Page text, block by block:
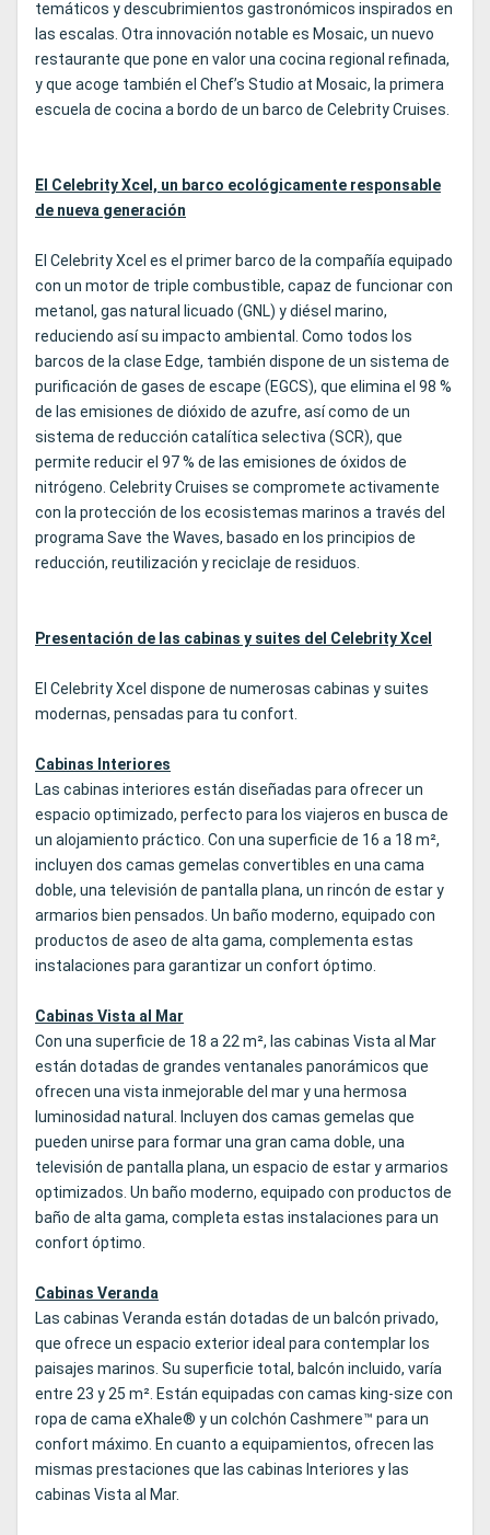
temáticos y descubrimientos gastronómicos inspirados en
las escalas. Otra innovación notable es Mosaic, un nuevo
restaurante que pone en valor una cocina regional refinada,
y que acoge también el Chef’s Studio at Mosaic, la primera
escuela de cocina a bordo de un barco de Celebrity Cruises.
El Celebrity Xcel, un barco ecológicamente responsable
de nueva generación
El Celebrity Xcel es el primer barco de la compañía equipado
con un motor de triple combustible, capaz de funcionar con
metanol, gas natural licuado (GNL) y diésel marino,
reduciendo así su impacto ambiental. Como todos los
barcos de la clase Edge, también dispone de un sistema de
purificación de gases de escape (EGCS), que elimina el 98 %
de las emisiones de dióxido de azufre, así como de un
sistema de reducción catalítica selectiva (SCR), que
permite reducir el 97 % de las emisiones de óxidos de
nitrógeno. Celebrity Cruises se compromete activamente
con la protección de los ecosistemas marinos a través del
programa Save the Waves, basado en los principios de
reducción, reutilización y reciclaje de residuos.
Presentación de las cabinas y suites del Celebrity Xcel
El Celebrity Xcel dispone de numerosas cabinas y suites
modernas, pensadas para tu confort.
Cabinas Interiores
Las cabinas interiores están diseñadas para ofrecer un
espacio optimizado, perfecto para los viajeros en busca de
un alojamiento práctico. Con una superficie de 16 a 18 m²,
incluyen dos camas gemelas convertibles en una cama
doble, una televisión de pantalla plana, un rincón de estar y
armarios bien pensados. Un baño moderno, equipado con
productos de aseo de alta gama, complementa estas
instalaciones para garantizar un confort óptimo.
Cabinas Vista al Mar
Con una superficie de 18 a 22 m², las cabinas Vista al Mar
están dotadas de grandes ventanales panorámicos que
ofrecen una vista inmejorable del mar y una hermosa
luminosidad natural. Incluyen dos camas gemelas que
pueden unirse para formar una gran cama doble, una
televisión de pantalla plana, un espacio de estar y armarios
optimizados. Un baño moderno, equipado con productos de
baño de alta gama, completa estas instalaciones para un
confort óptimo.
Cabinas Veranda
Las cabinas Veranda están dotadas de un balcón privado,
que ofrece un espacio exterior ideal para contemplar los
paisajes marinos. Su superficie total, balcón incluido, varía
entre 23 y 25 m². Están equipadas con camas king-size con
ropa de cama eXhale® y un colchón Cashmere™ para un
confort máximo. En cuanto a equipamientos, ofrecen las
mismas prestaciones que las cabinas Interiores y las
cabinas Vista al Mar.